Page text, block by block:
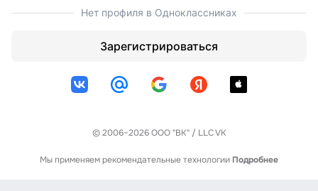
Нет профиля в Одноклассниках
Зарегистрироваться
© 2006–2026 ООО "ВК" / LLC VK
Мы применяем рекомендательные технологии Подробнее